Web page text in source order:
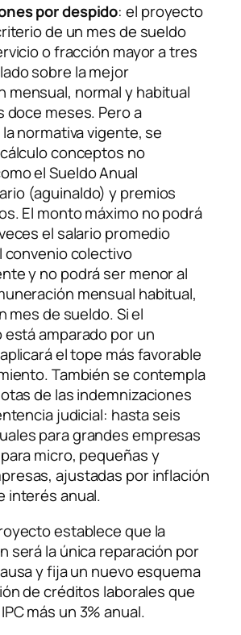
por despido: el proyecto
de un mes de sueldo
o fracción mayor a tres
sobre la mejor
mensual, normal y habitual
doce meses. Pero a
normativa vigente, se
conceptos no
el Sueldo Anual
(aguinaldo) y premios
El monto máximo no podrá
el salario promedio
convenio colectivo
y no podrá ser menor al
mensual habitual,
mes de sueldo. Si el
amparado por un
el tope más favorable
También se contempla
de las indemnizaciones
judicial: hasta seis
para grandes empresas
micro, pequeñas y
ajustadas por inflación
interés anual.
establece que la
será la única reparación por
y fija un nuevo esquema
de créditos laborales que
más un 3% anual.